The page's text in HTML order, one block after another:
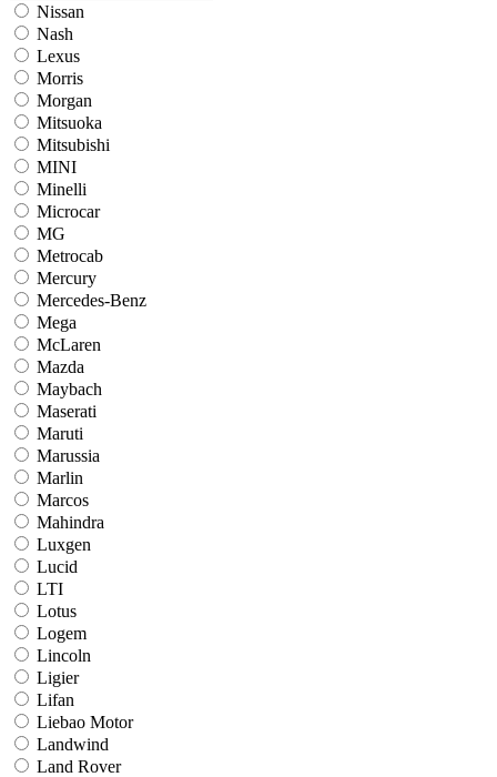
Nissan
Nash
Lexus
Morris
Morgan
Mitsuoka
Mitsubishi
MINI
Minelli
Microcar
MG
Metrocab
Mercury
Mercedes-Benz
Mega
McLaren
Mazda
Maybach
Maserati
Maruti
Marussia
Marlin
Marcos
Mahindra
Luxgen
Lucid
LTI
Lotus
Logem
Lincoln
Ligier
Lifan
Liebao Motor
Landwind
Land Rover